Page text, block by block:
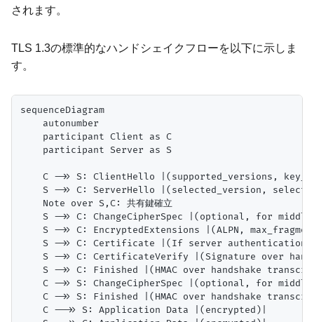
されます。
TLS 1.3の標準的なハンドシェイクフローを以下に示しま
す。
sequenceDiagram
    autonumber
    participant Client as C
    participant Server as S
C ->> S: ClientHello |(supported_versions,
S ->> C: ServerHello |(selected_version,
    Note over S,C: 共有鍵確立
S ->> C: ChangeCipherSpec |(optional, for
S ->> C: EncryptedExtensions |(ALPN,
S ->> C: Certificate |(If server authentication
S ->> C: CertificateVerify |(Signature over
S ->> C: Finished |(HMAC over handshake
C ->> S: ChangeCipherSpec |(optional, for
C ->> S: Finished |(HMAC over handshake
    C -->> S: Application Data |(encrypted)|